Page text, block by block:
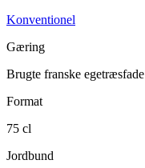
Konventionel
Gæring
Brugte franske egetræsfade
Format
75 cl
Jordbund